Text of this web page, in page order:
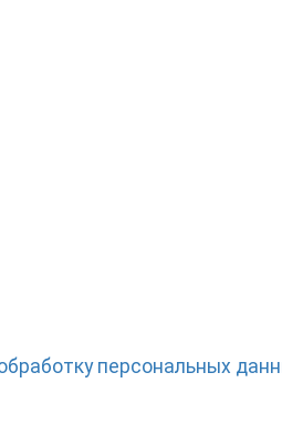
персональных